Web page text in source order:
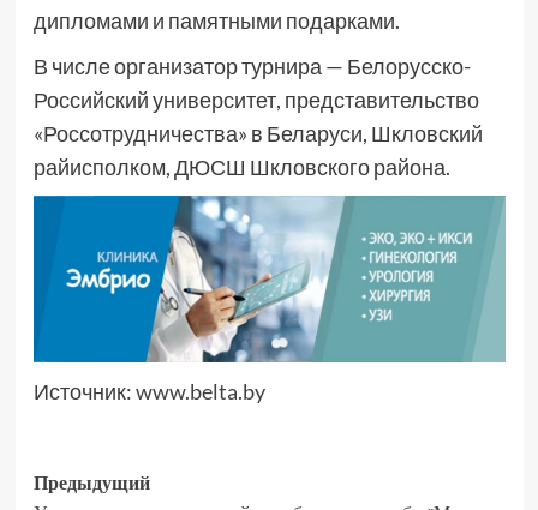
дипломами и памятными подарками.
В числе организатор турнира — Белорусско-
Российский университет, представительство
«Россотрудничества» в Беларуси, Шкловский
райисполком, ДЮСШ Шкловского района.
Источник:www.belta.by
Предыдущий